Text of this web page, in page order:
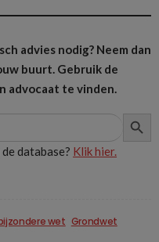
advies nodig? Neem dan
buurt. Gebruik de
advocaat te vinden.
database? Klik hier.
wet Grondwet